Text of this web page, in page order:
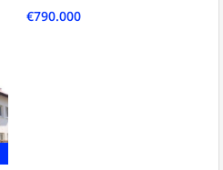
€790.000